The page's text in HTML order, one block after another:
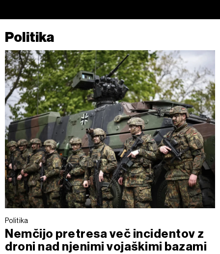
Politika
Politika
Nemčijo pretresa več incidentov z
droni nad njenimi vojaškimi bazami